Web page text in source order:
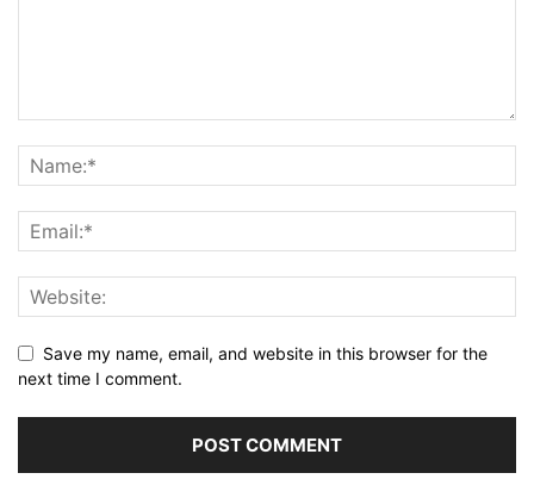
Save my name, email, and website in this browser for the
next time I comment.